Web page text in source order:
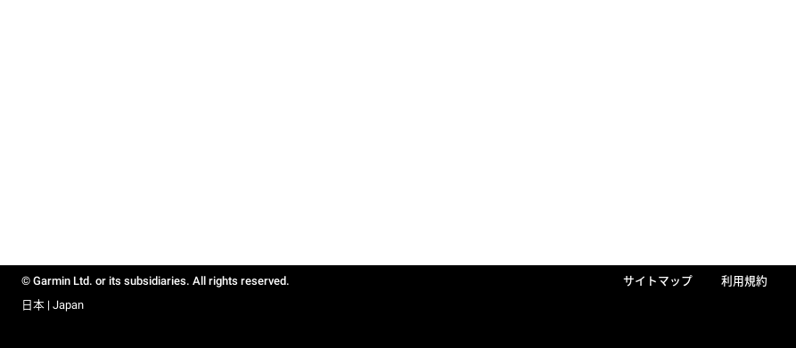
© Garmin Ltd. or its subsidiaries. All rights reserved. サイトマップ 利用規約
日本 | Japan